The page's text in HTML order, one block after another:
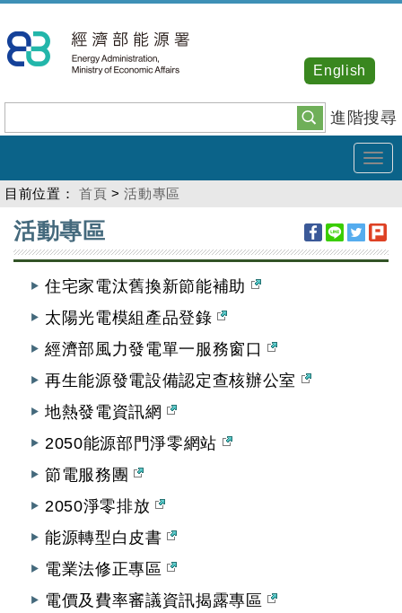
到
主
內
容
進階搜尋
English
目前位置： 首頁 >活動專區
:::
活動專區
住宅家電汰舊換新節能補助
太陽光電模組產品登錄
經濟部風力發電單一服務窗口
再生能源發電設備認定查核辦公室
地熱發電資訊網
2050能源部門淨零網站
節電服務團
2050淨零排放
能源轉型白皮書
電業法修正專區
電價及費率審議資訊揭露專區